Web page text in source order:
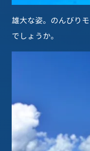
雄大な姿。のんびり
でしょうか。